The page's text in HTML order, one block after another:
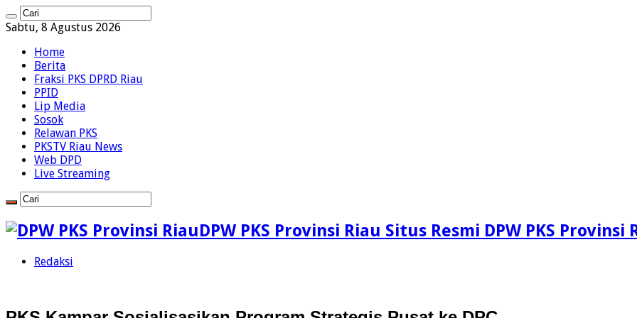
Sabtu, 8 Agustus 2026
Home
Berita
Fraksi PKS DPRD Riau
PPID
Lip Media
Sosok
Relawan PKS
PKSTV Riau News
Web DPD
Live Streaming
DPW PKS Provinsi Riau Situs Resmi DPW PKS Provinsi
Redaksi